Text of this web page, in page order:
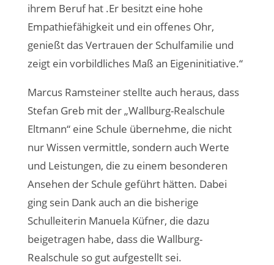
ihrem Beruf hat .Er besitzt eine hohe
Empathiefähigkeit und ein offenes Ohr,
genießt das Vertrauen der Schulfamilie und
zeigt ein vorbildliches Maß an Eigeninitiative.“
Marcus Ramsteiner stellte auch heraus, dass
Stefan Greb mit der „Wallburg-Realschule
Eltmann“ eine Schule übernehme, die nicht
nur Wissen vermittle, sondern auch Werte
und Leistungen, die zu einem besonderen
Ansehen der Schule geführt hätten. Dabei
ging sein Dank auch an die bisherige
Schulleiterin Manuela Küfner, die dazu
beigetragen habe, dass die Wallburg-
Realschule so gut aufgestellt sei.